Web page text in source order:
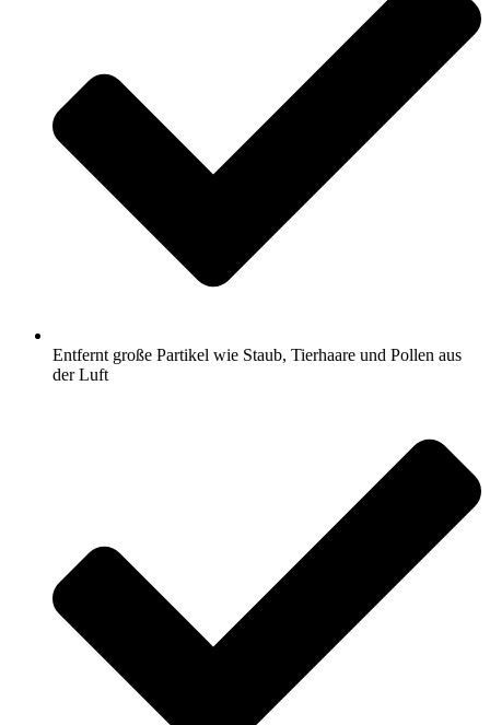
Entfernt große Partikel wie Staub, Tierhaare und Pollen aus
der Luft